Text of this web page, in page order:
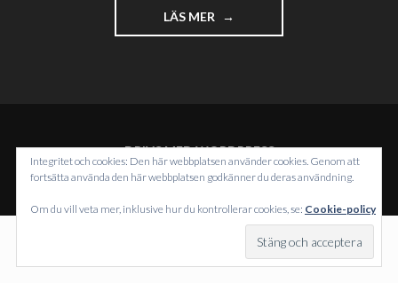
LÄS MER
"ATT
VARA
DRIVS MED WORDPRESS
TEMA: INTERGALACTIC AVWORDPRESS.COM.
Integritet och cookies: Den här webbplatsen använder cookies. Genom att
fortsätta använda den här webbplatsen godkänner du deras användning.
Om du vill veta mer, inklusive hur du kontrollerar cookies, se: Cookie-policy